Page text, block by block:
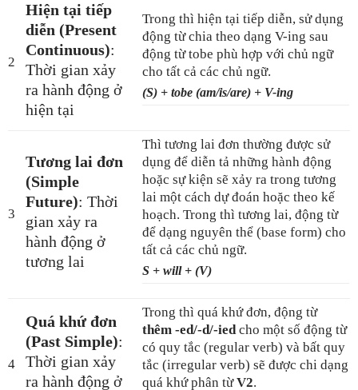
2
Hiện tại tiếp
diễn (Present
Continuous):
Thời gian xảy
ra hành động ở
hiện tại
Trong thì hiện tại tiếp diễn, sử dụng
động từ chia theo dạng V-ing sau
động từ tobe phù hợp với chủ ngữ
cho tất cả các chủ ngữ.
(S) + tobe (am/is/are) + V-ing
3
Tương lai đơn
(Simple
Future): Thời
gian xảy ra
hành động ở
tương lai
Thì tương lai đơn thường được sử
dụng để diễn tả những hành động
hoặc sự kiện sẽ xảy ra trong tương
lai một cách dự đoán hoặc theo kế
hoạch. Trong thì tương lai, động từ
để dạng nguyên thể (base form) cho
tất cả các chủ ngữ.
S + will + (V)
4
Quá khứ đơn
(Past Simple):
Thời gian xảy
ra hành động ở
Trong thì quá khứ đơn, động từ
thêm -ed/-d/-iedcho một số động từ
có quy tắc (regular verb) và bất quy
tắc (irregular verb) sẽ được chi dạng
quá khứ phân từV2.